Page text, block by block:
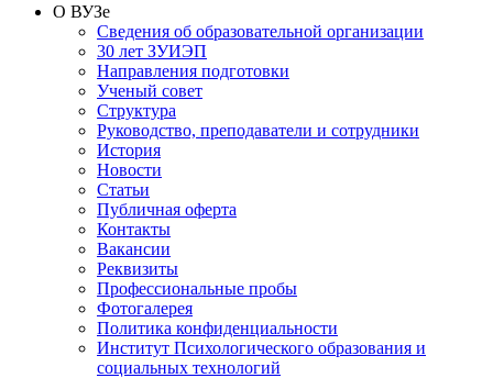
О ВУЗе
Сведения об образовательной организации
30 лет ЗУИЭП
Направления подготовки
Ученый совет
Структура
Руководство, преподаватели и сотрудники
История
Новости
Статьи
Публичная оферта
Контакты
Вакансии
Реквизиты
Профессиональные пробы
Фотогалерея
Политика конфиденциальности
Институт Психологического образования и
социальных технологий